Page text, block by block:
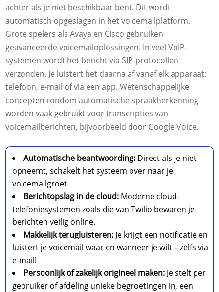
achter als je niet beschikbaar bent. Dit wordt
automatisch opgeslagen in het voicemailplatform.
Grote spelers als Avaya en Cisco gebruiken
geavanceerde voicemailoplossingen. In veel VoIP-
systemen wordt het bericht via SIP-protocollen
verzonden. Je luistert het daarna af vanaf elk apparaat:
telefoon, e-mail of via een app. Wetenschappelijke
concepten rondom automatische spraakherkenning
worden vaak gebruikt voor transcripties van
voicemailberichten, bijvoorbeeld door Google Voice.
Automatische beantwoording: Direct als je niet
opneemt, schakelt het systeem over naar je
voicemailgroet.
Berichtopslag in de cloud: Moderne cloud-
telefoniesystemen zoals die van Twilio bewaren je
berichten veilig online.
Makkelijk terugluisteren: Je krijgt een notificatie en
luistert je voicemail waar en wanneer je wilt – zelfs via
e-mail!
Persoonlijk of zakelijk origineel maken: Je stelt per
gebruiker of afdeling unieke begroetingen in, een